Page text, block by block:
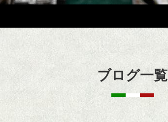
ブログ一覧